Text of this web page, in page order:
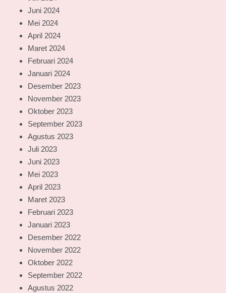
Juni 2024
Mei 2024
April 2024
Maret 2024
Februari 2024
Januari 2024
Desember 2023
November 2023
Oktober 2023
September 2023
Agustus 2023
Juli 2023
Juni 2023
Mei 2023
April 2023
Maret 2023
Februari 2023
Januari 2023
Desember 2022
November 2022
Oktober 2022
September 2022
Agustus 2022